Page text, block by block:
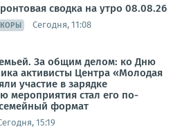
сводка на утро 08.08.26
Сегодня, 11:08
За общим делом: ко Дню
активисты Центра «Молодая
участие в зарядке
мероприятия стал его по-
формат
15:19